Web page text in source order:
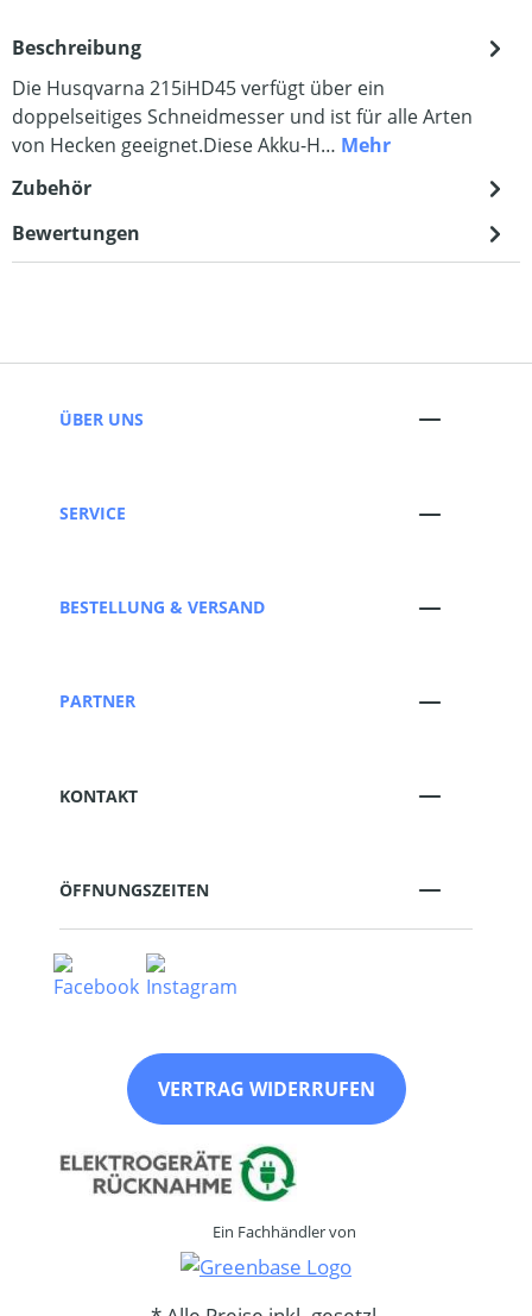
Beschreibung
Die Husqvarna 215iHD45 verfügt über ein
doppelseitiges Schneidmesser und ist für alle Arten
von Hecken geeignet.Diese Akku-H… Mehr
Zubehör
Bewertungen
ÜBER UNS
SERVICE
BESTELLUNG & VERSAND
PARTNER
KONTAKT
ÖFFNUNGSZEITEN
VERTRAG WIDERRUFEN
Ein Fachhändler von